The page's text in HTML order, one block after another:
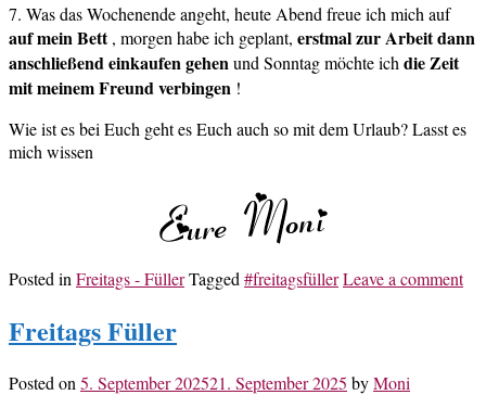
7. Was das Wochenende angeht, heute Abend freue ich mich auf
auf mein Bett, morgen habe ich geplant, erstmal zur Arbeit dann
anschließend einkaufen gehenund Sonntag möchte ich die Zeit
mit meinem Freund verbingen !
Wie ist es bei Euch geht es Euch auch so mit dem Urlaub? Lasst es
mich wissen
Posted in Freitags - FüllerTagged #freitagsfüllerLeave a comment
Freitags Füller
Posted on 5. September 202521. September 2025 byMoni